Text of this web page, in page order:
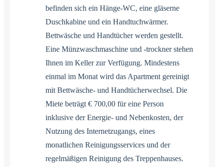
befinden sich ein Hänge-WC, eine gläserne
Duschkabine und ein Handtuchwärmer.
Bettwäsche und Handtücher werden gestellt.
Eine Münzwaschmaschine und -trockner stehen
Ihnen im Keller zur Verfügung. Mindestens
einmal im Monat wird das Apartment gereinigt
mit Bettwäsche- und Handtücherwechsel. Die
Miete beträgt € 700,00 für eine Person
inklusive der Energie- und Nebenkosten, der
Nutzung des Internetzugangs, eines
monatlichen Reinigungsservices und der
regelmäßigen Reinigung des Treppenhauses.